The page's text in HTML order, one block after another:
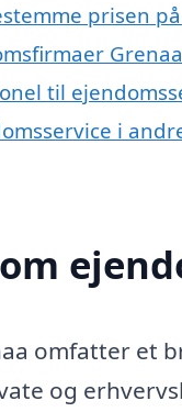
prisen
til
i
omfatter et
og